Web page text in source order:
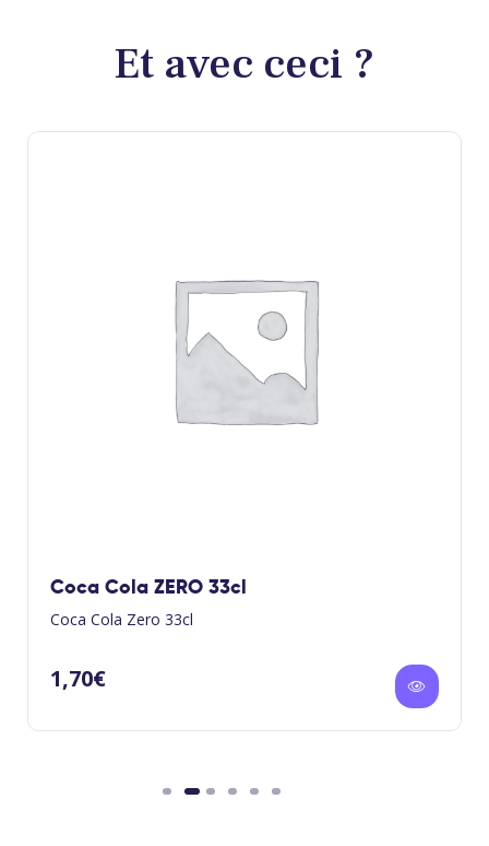
Et avec ceci ?
Coca Cola ZERO 33cl
Coca Cola Zero 33cl
1,70€